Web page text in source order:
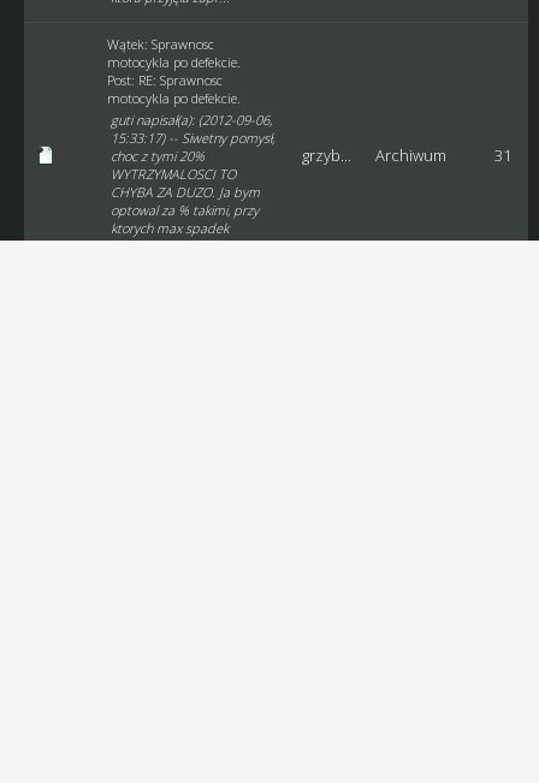
Wątek: Sprawnosc
motocykla po defekcie.
Post: RE: Sprawnosc
motocykla po defekcie.
guti napisał(a): (2012-09-06,
15:33:17) -- Siwetny pomysł,
choc z tymi 20%
WYTRZYMALOSCI TO
CHYBA ZA DUZO. Ja bym
optowal za % takimi, przy
ktorych max spadek
powoduje czas gorszy o 1
grzyb... Archiwum 31